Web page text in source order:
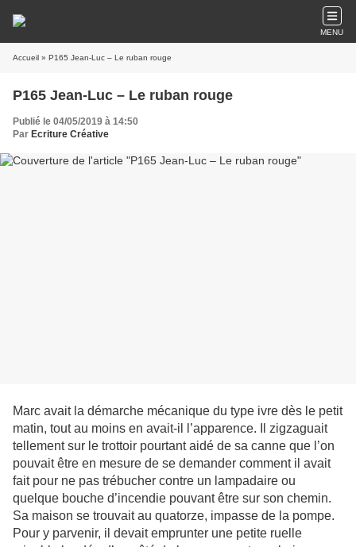
MENU
Accueil » P165 Jean-Luc – Le ruban rouge
P165 Jean-Luc – Le ruban rouge
Publié le 04/05/2019 à 14:50
Par Ecriture Créative
Marc avait la démarche mécanique du type ivre dès le petit
matin, tout au moins en avait-il l’apparence. Il zigzaguait
tellement sur le trottoir pourtant aidé de sa canne que l’on
pouvait être en mesure de se demander comment il avait
fait pour ne pas trébucher contre un lampadaire ou
quelque bouche d’incendie pouvant être sur son chemin.
Sa maison se trouvait au quatorze, impasse de la pompe.
Pour y parvenir, il devait emprunter une petite ruelle